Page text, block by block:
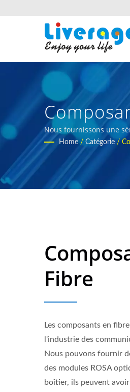
Nous fournissons une
Home / Catégorie /
Fibre
Les composants en
l'industrie des
Nous pouvons fournir
des modules ROSA
boîtier, ils peuvent